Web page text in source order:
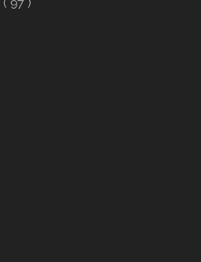
( 97 )